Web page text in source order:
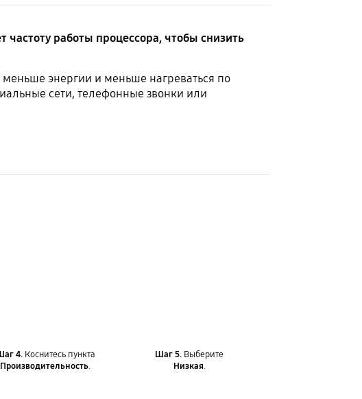
работы процессора, чтобы снизить
энергии и меньше нагреваться по
сети, телефонные звонки или
4.Коснитесь пункта
Производительность.
Шаг 5. Выберите
Низкая.